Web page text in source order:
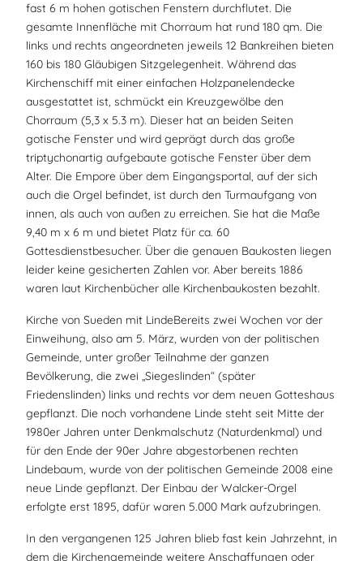
fast 6 m hohen gotischen Fenstern durchflutet. Die
gesamte Innenfläche mit Chorraum hat rund 180 qm. Die
links und rechts angeordneten jeweils 12 Bankreihen bieten
160 bis 180 Gläubigen Sitzgelegenheit. Während das
Kirchenschiff mit einer einfachen Holzpanelendecke
ausgestattet ist, schmückt ein Kreuzgewölbe den
Chorraum (5,3 x 5.3 m). Dieser hat an beiden Seiten
gotische Fenster und wird geprägt durch das große
triptychonartig aufgebaute gotische Fenster über dem
Alter. Die Empore über dem Eingangsportal, auf der sich
auch die Orgel befindet, ist durch den Turmaufgang von
innen, als auch von außen zu erreichen. Sie hat die Maße
9,40 m x 6 m und bietet Platz für ca. 60
Gottesdienstbesucher. Über die genauen Baukosten liegen
leider keine gesicherten Zahlen vor. Aber bereits 1886
waren laut Kirchenbücher alle Kirchenbaukosten bezahlt.
Kirche von Sueden mit LindeBereits zwei Wochen vor der
Einweihung, also am 5. März, wurden von der politischen
Gemeinde, unter großer Teilnahme der ganzen
Bevölkerung, die zwei „Siegeslinden“ (später
Friedenslinden) links und rechts vor dem neuen Gotteshaus
gepflanzt. Die noch vorhandene Linde steht seit Mitte der
1980er Jahren unter Denkmalschutz (Naturdenkmal) und
für den Ende der 90er Jahre abgestorbenen rechten
Lindebaum, wurde von der politischen Gemeinde 2008 eine
neue Linde gepflanzt. Der Einbau der Walcker-Orgel
erfolgte erst 1895, dafür waren 5.000 Mark aufzubringen.
In den vergangenen 125 Jahren blieb fast kein Jahrzehnt, in
dem die Kirchengemeinde weitere Anschaffungen oder